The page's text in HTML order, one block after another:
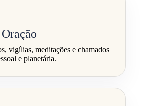
vigílias, meditações e chamados
e planetária.